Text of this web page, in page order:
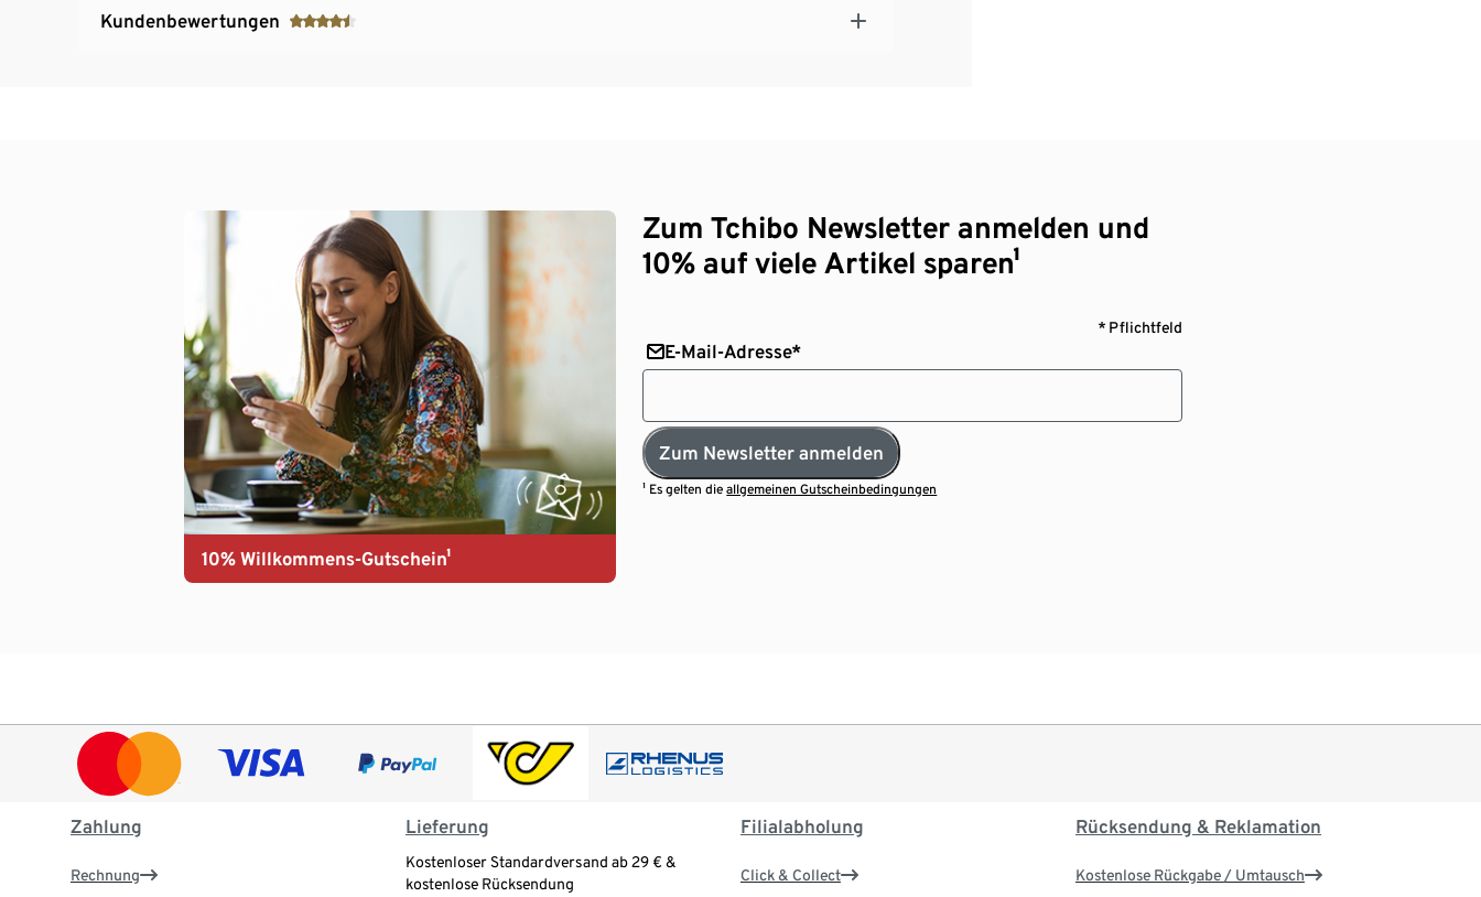
Kundenbewertungen
10% Willkommens-Gutschein¹
Zum Tchibo Newsletter anmelden und
10% auf viele Artikel sparen¹
* Pflichtfeld
E-Mail-Adresse*
Zum Newsletter anmelden
¹ Es gelten dieallgemeinen Gutscheinbedingungen
Zahlung
Rechnung
Lieferung
Kostenloser Standardversand ab 29 € &
kostenlose Rücksendung
Filialabholung
Click & Collect
Rücksendung & Reklamation
Kostenlose Rückgabe / Umtausch